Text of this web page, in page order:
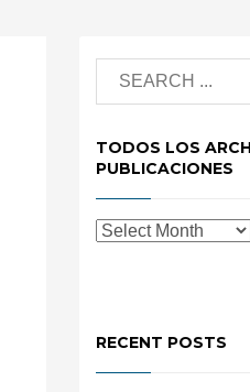
TODOS LOS
PUBLICACIONES
RECENT POSTS